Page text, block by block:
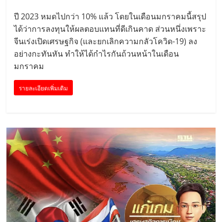
ปี 2023 หมดไปกว่า 10% แล้ว โดยในเดือนมกราคมนี้สรุป
ได้ว่าการลงทุนให้ผลตอบแทนที่ดีเกินคาด ส่วนหนึ่งเพราะ
จีนเร่งเปิดเศรษฐกิจ (และยกเลิกความกลัวโควิด-19) ลง
อย่างกะทันหัน ทำให้ได้กำไรกันถ้วนหน้าในเดือน
มกราคม
รายละเอียดเพิ่มเติม